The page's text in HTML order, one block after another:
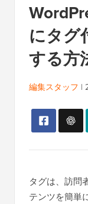
にタグ
する方
編集スタッフ |
タグは、訪問
テンツを簡単